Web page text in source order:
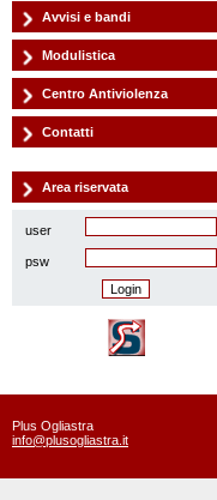
Avvisi e bandi
Modulistica
Centro Antiviolenza
Contatti
Area riservata
user
psw
Plus Ogliastra
info@plusogliastra.it